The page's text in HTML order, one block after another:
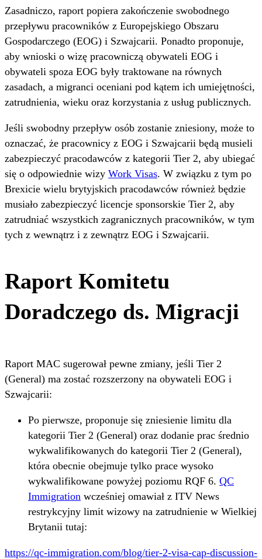
Zasadniczo, raport popiera zakończenie swobodnego
przepływu pracowników z Europejskiego Obszaru
Gospodarczego (EOG) i Szwajcarii. Ponadto proponuje,
aby wnioski o wizę pracowniczą obywateli EOG i
obywateli spoza EOG były traktowane na równych
zasadach, a migranci oceniani pod kątem ich umiejętności,
zatrudnienia, wieku oraz korzystania z usług publicznych.
Jeśli swobodny przepływ osób zostanie zniesiony, może to
oznaczać, że pracownicy z EOG i Szwajcarii będą musieli
zabezpieczyć pracodawców z kategorii Tier 2, aby ubiegać
się o odpowiednie wizy Work Visas. W związku z tym po
Brexicie wielu brytyjskich pracodawców również będzie
musiało zabezpieczyć licencje sponsorskie Tier 2, aby
zatrudniać wszystkich zagranicznych pracowników, w tym
tych z wewnątrz i z zewnątrz EOG i Szwajcarii.
Raport Komitetu
Doradczego ds. Migracji
Raport MAC sugerował pewne zmiany, jeśli Tier 2
(General) ma zostać rozszerzony na obywateli EOG i
Szwajcarii:
Po pierwsze, proponuje się zniesienie limitu dla
kategorii Tier 2 (General) oraz dodanie prac średnio
wykwalifikowanych do kategorii Tier 2 (General),
która obecnie obejmuje tylko prace wysoko
wykwalifikowane powyżej poziomu RQF 6. QC
Immigration wcześniej omawiał z ITV News
restrykcyjny limit wizowy na zatrudnienie w Wielkiej
Brytanii tutaj:
https://qc-immigration.com/blog/tier-2-visa-cap-discussion-